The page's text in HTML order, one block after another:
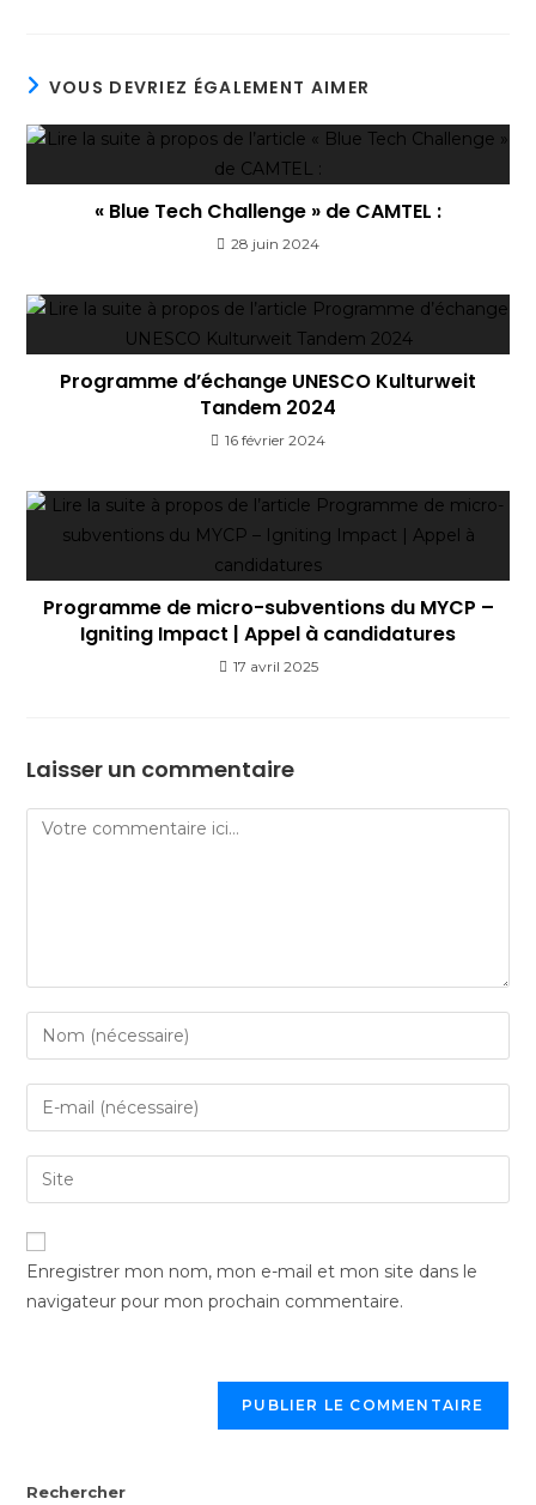
VOUS DEVRIEZ ÉGALEMENT AIMER
« Blue Tech Challenge » de CAMTEL :
28 juin 2024
Programme d’échange UNESCO Kulturweit
Tandem 2024
16 février 2024
Programme de micro-subventions du MYCP –
Igniting Impact | Appel à candidatures
17 avril 2025
Laisser un commentaire
Enregistrer mon nom, mon e-mail et mon site dans le
navigateur pour mon prochain commentaire.
Rechercher